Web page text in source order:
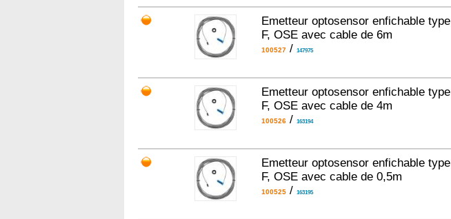
Emetteur optosensor enfichable type
F, OSE avec cable de 6m
100527/ 147975
Emetteur optosensor enfichable type
F, OSE avec cable de 4m
100526/ 163194
Emetteur optosensor enfichable type
F, OSE avec cable de 0,5m
100525/ 163195